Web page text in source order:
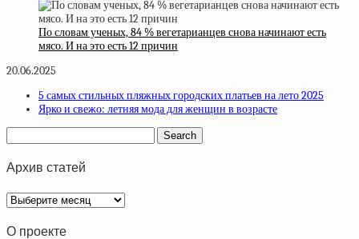
По словам ученых, 84 % вегетарианцев снова начинают есть
мясо. И на это есть 12 причин
20.06.2025
5 самых стильных пляжных городских платьев на лето 2025
Ярко и свежо: летняя мода для женщин в возрасте
Архив статей
Архив
статей
О проекте